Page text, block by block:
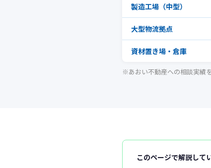
製造工場（中型）
大型物流拠点
資材置き場・倉庫
※あおい不動産への相談実績
このページで解説して